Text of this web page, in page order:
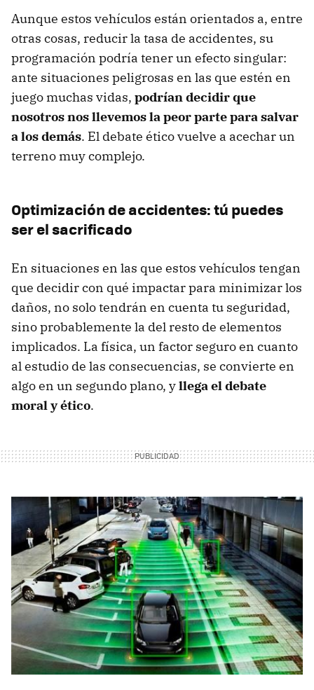
Aunque estos vehículos están orientados a, entre
otras cosas, reducir la tasa de accidentes, su
programación podría tener un efecto singular:
ante situaciones peligrosas en las que estén en
juego muchas vidas, podrían decidir que
nosotros nos llevemos la peor parte para salvar
a los demás. El debate ético vuelve a acechar un
terreno muy complejo.
Optimización de accidentes: tú puedes
ser el sacrificado
En situaciones en las que estos vehículos tengan
que decidir con qué impactar para minimizar los
daños, no solo tendrán en cuenta tu seguridad,
sino probablemente la del resto de elementos
implicados. La física, un factor seguro en cuanto
al estudio de las consecuencias, se convierte en
algo en un segundo plano, yllega el debate
moral y ético.